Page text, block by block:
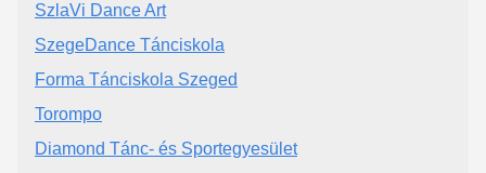
SzlaVi Dance Art
SzegeDance Tánciskola
Forma Tánciskola Szeged
Torompo
Diamond Tánc- és Sportegyesület